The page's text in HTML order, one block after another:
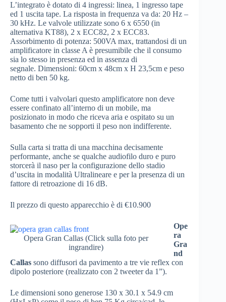
L’integrato è dotato di 4 ingressi: linea, 1 ingresso tape
ed 1 uscita tape. La risposta in frequenza va da: 20 Hz –
30 kHz. Le valvole utilizzate sono 6 x 6550 (in
alternativa KT88), 2 x ECC82, 2 x ECC83.
Assorbimento di potenza: 500VA max, trattandosi di un
amplificatore in classe A è presumibile che il consumo
sia lo stesso in presenza ed in assenza di
segnale. Dimensioni: 60cm x 48cm x H 23,5cm e peso
netto di ben 50 kg.
Come tutti i valvolari questo amplificatore non deve
essere confinato all’interno di un mobile, ma
posizionato in modo che riceva aria e ospitato su un
basamento che ne sopporti il peso non indifferente.
Sulla carta si tratta di una macchina decisamente
performante, anche se qualche audiofilo duro e puro
storcerà il naso per la configurazione dello stadio
d’uscita in modalità Ultralineare e per la presenza di un
fattore di retroazione di 16 dB.
Il prezzo di questo apparecchio è di €10.900
Opera Gran Callas (Click sulla foto per
ingrandire)
Ope
ra
Gra
nd
Callas sono diffusori da pavimento a tre vie reflex con
dipolo posteriore (realizzato con 2 tweeter da 1”).
Le dimensioni sono generose 130 x 30.1 x 54.9 cm